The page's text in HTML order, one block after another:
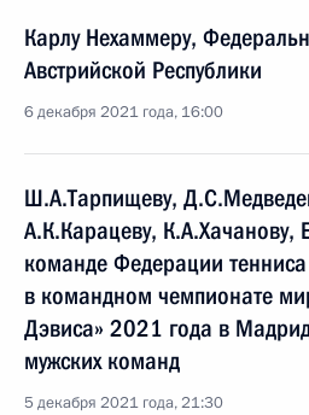
Карлу Нехаммеру,
Австрийской Республики
6 декабря 2021 года, 16:00
Ш.А.Тарпищеву,
А.К.Карацеву, К.А.Хачанову,
команде Федерации
в командном чемпионате
Дэвиса» 2021 года в
мужских команд
5 декабря 2021 года, 21:30